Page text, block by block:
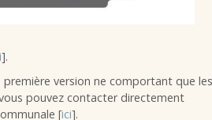
].
première version ne comportant que les
pouvez contacter directement
[ici].